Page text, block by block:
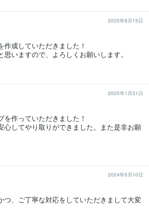
2025年8月15日
成していただきました！
思いますので、よろしくお願いします。
2025年1月31日
を作っていただきました！
心してやり取りができました。また是非お願
2024年5月10日
つ、ご丁寧な対応をしていただきまして大変